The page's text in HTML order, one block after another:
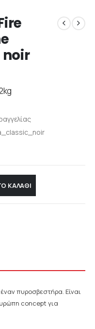
ΚΑΛΆΘΙ
πυροσβεστήρα. Είναι
concept για